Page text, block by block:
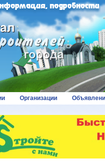
Организации